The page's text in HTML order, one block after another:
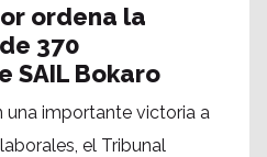
ordena la
370
SAIL Bokaro
una importante victoria a
el Tribunal